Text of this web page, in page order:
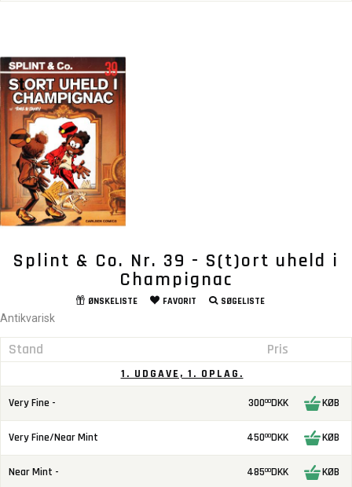
Splint & Co. Nr. 39 - S(t)ort uheld i
Champignac
ØNSKELISTE FAVORIT SØGELISTE
Antikvarisk
Stand Pris
1. UDGAVE, 1. OPLAG.
Very Fine - 30000DKK KØB
Very Fine/Near Mint 45000DKK KØB
Near Mint - 48500DKK KØB